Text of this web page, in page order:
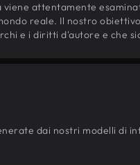
viene attentamente
reale. Il nostro
e i diritti d'autore e che
dai nostri modelli di